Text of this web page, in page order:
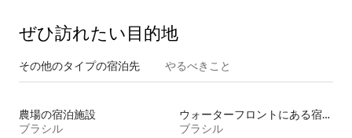
ぜひ訪⁠れ⁠た⁠い目⁠的⁠地
その他のタ⁠イ⁠プ⁠の宿⁠泊⁠先 やるべきこと
農場の宿泊施設
ブラシル
ウォーターフロントにある宿泊施設
ブラシル